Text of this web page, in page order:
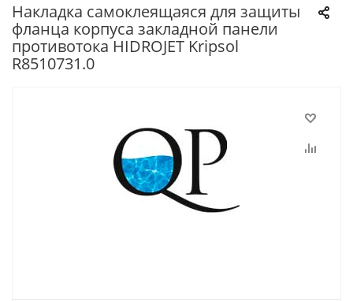
Накладка самоклеящаяся для защиты
фланца корпуса закладной панели
противотока HIDROJET Kripsol
R8510731.0